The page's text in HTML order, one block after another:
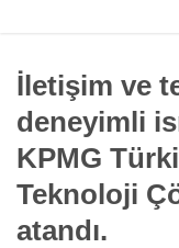
İletişim ve
deneyimli
KPMG
Teknoloji
atandı.